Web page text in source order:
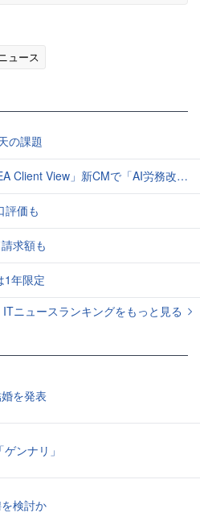
ュース
の課題
改善」をアピール 働き方をAIが分析したら「すぐに休んで」と言われる？
評価も
求額も
1年限定
ITニュースランキングをもっと見る
を発表
ンナリ」
検討か